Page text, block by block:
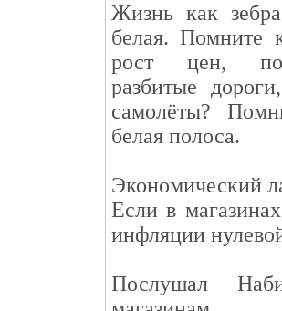
Жизнь как
белая. Помните
рост цен,
разбитые
самолёты?
белая полоса.
Экономический
Если в
инфляции
Послушал